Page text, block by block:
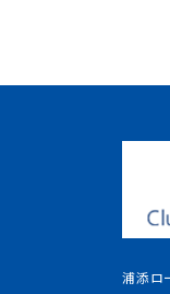
浦添ロ